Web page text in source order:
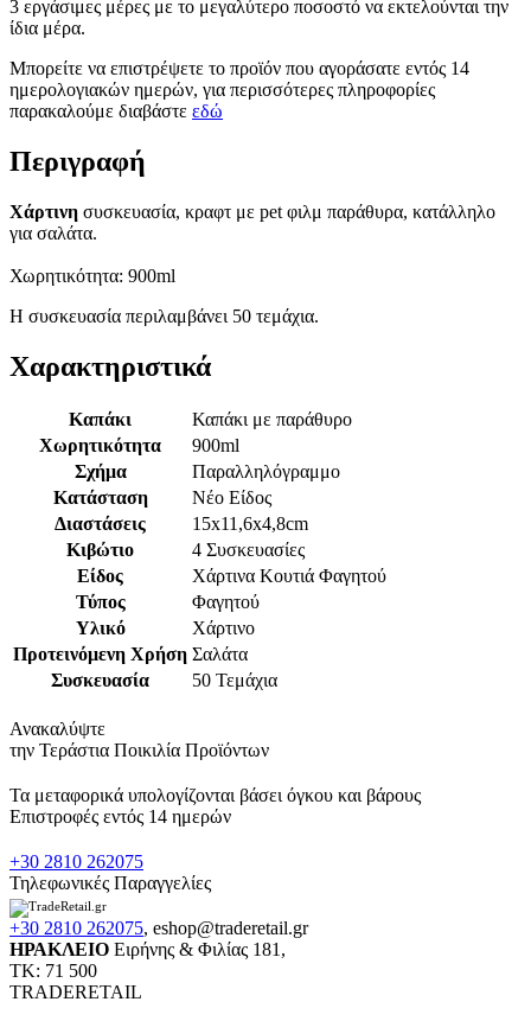
3 εργάσιμες μέρες με το μεγαλύτερο ποσοστό να εκτελούνται την
ίδια μέρα.
Μπορείτε να επιστρέψετε το προϊόν που αγοράσατε εντός 14
ημερολογιακών ημερών, για περισσότερες πληροφορίες
παρακαλούμε διαβάστε εδώ
Περιγραφή
Χάρτινη συσκευασία, κραφτ με pet φιλμ παράθυρα, κατάλληλο
για σαλάτα.
Χωρητικότητα: 900ml
Η συσκευασία περιλαμβάνει 50 τεμάχια.
Χαρακτηριστικά
Καπάκι
Καπάκι με παράθυρο
Χωρητικότητα
900ml
Σχήμα
Παραλληλόγραμμο
Κατάσταση
Νέο Είδος
Διαστάσεις
15x11,6x4,8cm
Κιβώτιο
4 Συσκευασίες
Είδος
Χάρτινα Κουτιά Φαγητού
Τύπος
Φαγητού
Υλικό
Χάρτινο
Προτεινόμενη Χρήση Σαλάτα
Συσκευασία
50 Τεμάχια
Ανακαλύψτε
την Τεράστια Ποικιλία Προϊόντων
Τα μεταφορικά υπολογίζονται βάσει όγκου και βάρους
Επιστροφές εντός 14 ημερών
+30 2810 262075
Τηλεφωνικές Παραγγελίες
+30 2810 262075, eshop@traderetail.gr
ΗΡΑΚΛΕΙΟ Ειρήνης & Φιλίας 181,
ΤΚ: 71 500
TRADERETAIL